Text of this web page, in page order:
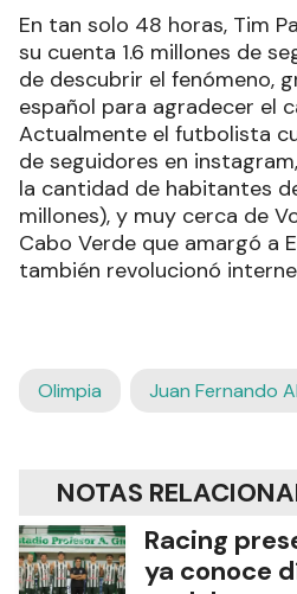
En tan solo 48 horas, Tim
su cuenta 1.6 millones de
de descubrir el fenómeno,
español para agradecer el
Actualmente el futbolista
de seguidores en
la cantidad de habitantes
millones), y muy cerca de
Cabo Verde que amargó a
también revolucionó
Olimpia Juan Fernando
NOTAS
Racing
ya conoce